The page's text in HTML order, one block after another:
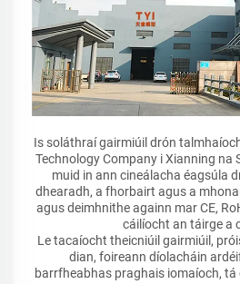
Is soláthraí gairmiúil drón
Technology Company i Xianning na
muid in ann cineálacha éagsúla
dhearadh, a fhorbairt agus a
agus deimhnithe againn mar CE,
cáilíocht an táirge a
Le tacaíocht theicniúil gairmiúil,
dian, foireann díolacháin
barrfheabhas praghais iomaíoch,